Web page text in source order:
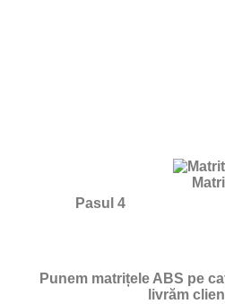
Pasul 4
Punem matrițele ABS pe
livrăm